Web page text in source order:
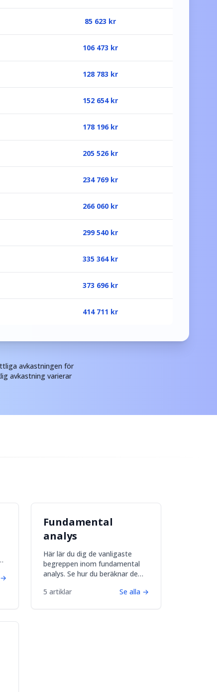
85 623 kr
106 473 kr
128 783 kr
152 654 kr
178 196 kr
205 526 kr
234 769 kr
266 060 kr
299 540 kr
335 364 kr
373 696 kr
414 711 kr
avkastningen för
avkastning varierar
→
Fundamental
analys
Här lär du dig de vanligaste
begreppen inom fundamental
analys. Se hur du beräknar de
kunna analysera aktier samt
5 artiklar Se alla →